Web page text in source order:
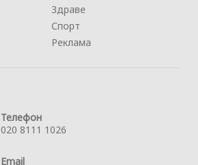
Здраве
Спорт
Реклама
Телефон
020 8111 1026
Email